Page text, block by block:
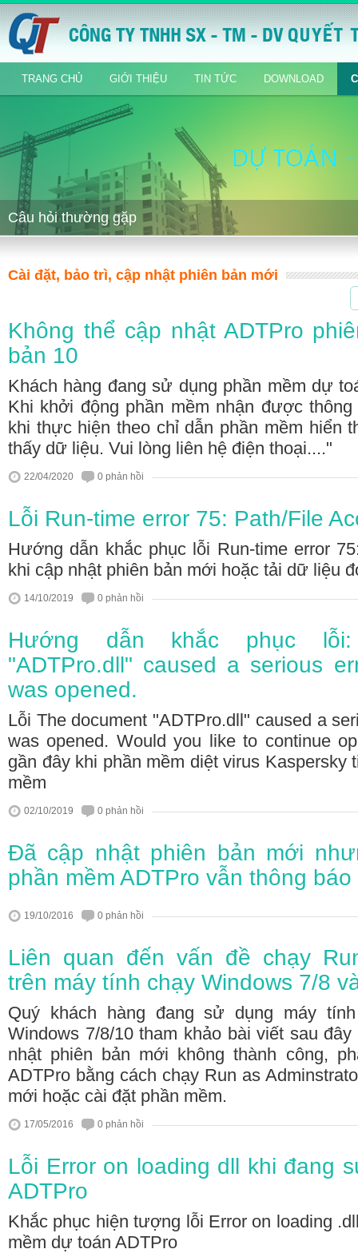
TRANG CHỦ GIỚI THIỆU TIN TỨC DOWNLOAD
Câu hỏi thường gặp
Cài đặt, bảo trì, cập nhật phiên bản mới
Không thể cập nhật ADTPro
bản 10
Khách hàng đang sử dụng phần mềm dự
Khi khởi động phần mềm nhận được
khi thực hiện theo chỉ dẫn phần mềm hiển
thấy dữ liệu. Vui lòng liên hệ điện thoại...."
22/04/2020 0 phản hồi
Lỗi Run-time error 75: Path/File
Hướng dẫn khắc phục lỗi Run-time error
khi cập nhật phiên bản mới hoặc tải dữ liệu
14/10/2019 0 phản hồi
Hướng dẫn khắc phục lỗi:
"ADTPro.dll" caused a serious
was opened.
Lỗi The document "ADTPro.dll" caused a
was opened. Would you like to continue
gần đây khi phần mềm diệt virus Kaspersky
mềm
02/10/2019 0 phản hồi
Đã cập nhật phiên bản mới
phần mềm ADTPro vẫn thông
19/10/2016 0 phản hồi
Liên quan đến vấn đề chạy
trên máy tính chạy Windows 7/8
Quý khách hàng đang sử dụng máy
Windows 7/8/10 tham khảo bài viết sau
nhật phiên bản mới không thành công,
ADTPro bằng cách chạy Run as
mới hoặc cài đặt phần mềm.
17/05/2016 0 phản hồi
Lỗi Error on loading dll khi đang
ADTPro
Khắc phục hiện tượng lỗi Error on loading
mềm dự toán ADTPro